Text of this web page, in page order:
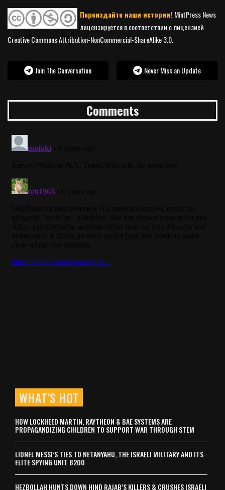
Переиздайте наши истории! MintPress News
лицензируется в соответствии с лицензией
Creative Commons Attribution-NonCommercial-ShareAlike 3.0.
Join The Conversation Never Miss an Update
Comments
WHAT’S HOT
HOW LOCKHEED MARTIN, RAYTHEON & BAE SYSTEMS ARE
PROPAGANDIZING CHILDREN TO SUPPORT WAR THROUGH STEM
LIONEL MESSI’S TIES TO NETANYAHU, THE ISRAELI MILITARY AND ITS
ELITE SPYING UNIT 8200
HEZBOLLAH HUNTS DOWN HIND RAJAB’S KILLERS & CRUSHES ISRAELI